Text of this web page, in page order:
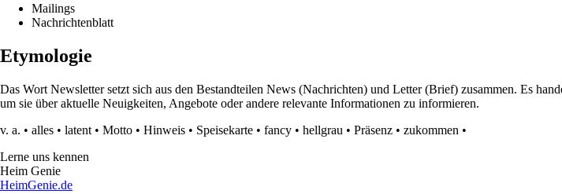
Mailings
Nachrichtenblatt
Etymologie
Das Wort Newsletter setzt sich aus den Bestandteilen News (Nachrichten) und Letter (Brief) zusammen. Es
um sie über aktuelle Neuigkeiten, Angebote oder andere relevante Informationen zu informieren.
v. a. • alles • latent • Motto • Hinweis • Speisekarte • fancy • hellgrau • Präsenz • zukommen •
Lerne uns kennen
Heim Genie
HeimGenie.de